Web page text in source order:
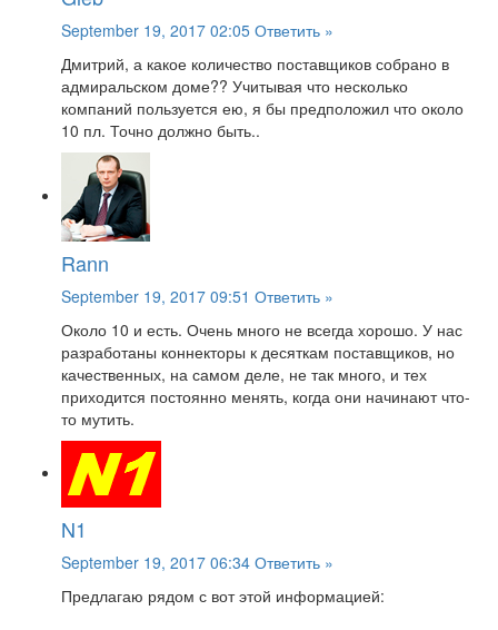
September 19, 2017 02:05 Ответить »
Дмитрий, а какое количество поставщиков собрано в
адмиральском доме?? Учитывая что несколько
компаний пользуется ею, я бы предположил что около
10 пл. Точно должно быть..
Rann
September 19, 2017 09:51 Ответить »
Около 10 и есть. Очень много не всегда хорошо. У нас
разработаны коннекторы к десяткам поставщиков, но
качественных, на самом деле, не так много, и тех
приходится постоянно менять, когда они начинают что-
то мутить.
N1
September 19, 2017 06:34 Ответить »
Предлагаю рядом с вот этой информацией: